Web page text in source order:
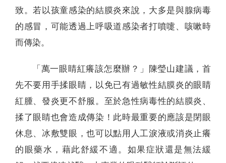
致。若以孩童感染的結膜炎來說，大多是與腺病毒
的感冒，可能透過上呼吸道感染者打噴嚏、咳嗽時
而傳染。
「萬一眼睛紅癢該怎麼辦？」陳瑩山建議，首
先不要用手揉眼睛，以免已有過敏性結膜炎的眼睛
紅腫、發炎更不舒服。至於急性病毒性的結膜炎、
揉了眼睛也會造成傳染！此時最重要的應該是閉眼
休息、冰敷雙眼，也可以點用人工淚液或消炎止癢
的眼藥水，藉此舒緩不適。如果症狀還是無法緩